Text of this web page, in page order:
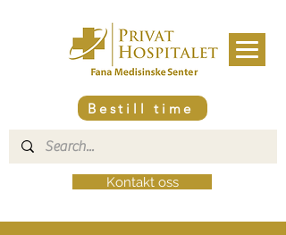
Bestill time
Kontakt oss